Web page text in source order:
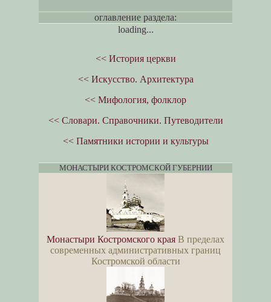
оглавление раздела:
loading...
<< История церкви
<< Искусство. Архитектура
<< Мифология, фолклор
<< Словари. Справочники. Путеводители
<< Памятники истории и культуры
МОНАСТЫРИ КОСТРОМСКОЙ ГУБЕРНИИ
Монастыри Костромского края В пределах
современных административных границ
Костромской области